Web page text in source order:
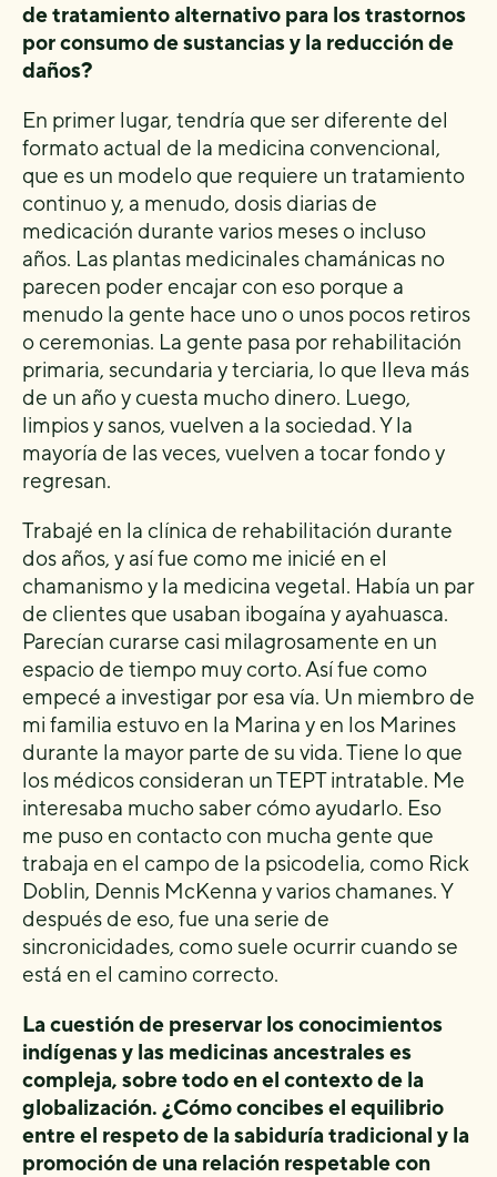
de tratamiento alternativo para los trastornos
por consumo de sustancias y la reducción de
daños?
En primer lugar, tendría que ser diferente del
formato actual de la medicina convencional,
que es un modelo que requiere un tratamiento
continuo y, a menudo, dosis diarias de
medicación durante varios meses o incluso
años. Las plantas medicinales chamánicas no
parecen poder encajar con eso porque a
menudo la gente hace uno o unos pocos retiros
o ceremonias. La gente pasa por rehabilitación
primaria, secundaria y terciaria, lo que lleva más
de un año y cuesta mucho dinero. Luego,
limpios y sanos, vuelven a la sociedad. Y la
mayoría de las veces, vuelven a tocar fondo y
regresan.
Trabajé en la clínica de rehabilitación durante
dos años, y así fue como me inicié en el
chamanismo y la medicina vegetal. Había un par
de clientes que usaban ibogaína y ayahuasca.
Parecían curarse casi milagrosamente en un
espacio de tiempo muy corto. Así fue como
empecé a investigar por esa vía. Un miembro de
mi familia estuvo en la Marina y en los Marines
durante la mayor parte de su vida. Tiene lo que
los médicos consideran un TEPT intratable. Me
interesaba mucho saber cómo ayudarlo. Eso
me puso en contacto con mucha gente que
trabaja en el campo de la psicodelia, como Rick
Doblin, Dennis McKenna y varios chamanes. Y
después de eso, fue una serie de
sincronicidades, como suele ocurrir cuando se
está en el camino correcto.
La cuestión de preservar los conocimientos
indígenas y las medicinas ancestrales es
compleja, sobre todo en el contexto de la
globalización. ¿Cómo concibes el equilibrio
entre el respeto de la sabiduría tradicional y la
promoción de una relación respetable con